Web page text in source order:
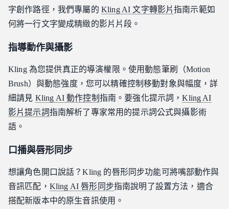
字創作路徑，我們專屬的 Kling AI 文字轉影片指南示範如
何將一行文字變成精緻的影片片段。
指導動作與攝影
Kling 為您提供真正的導演權限。使用動態筆刷（Motion
Brush）與動態強度，您可以精確控制移動對象與幅度，詳
細請見 Kling AI 動作控制 指南。要強化提示詞，Kling AI
影片提示詞指南解析了專家常用的提示詞公式與攝影術
語。
口播與唇形同步
想讓角色開口說話？Kling 的唇形同步功能可將嘴部動作與
音訊匹配， Kling AI 唇形同步指南說明了設置方法，適合
搭配新版本中的原生音訊使用。